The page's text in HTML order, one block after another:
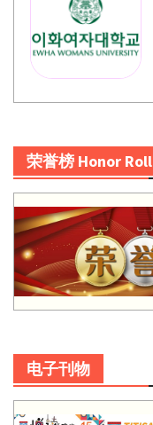
荣誉榜 Honor Roll
电子刊物